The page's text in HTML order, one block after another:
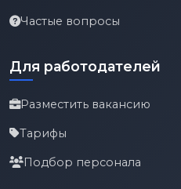
Частые вопросы
Для работодателей
Разместить вакансию
Тарифы
Подбор персонала